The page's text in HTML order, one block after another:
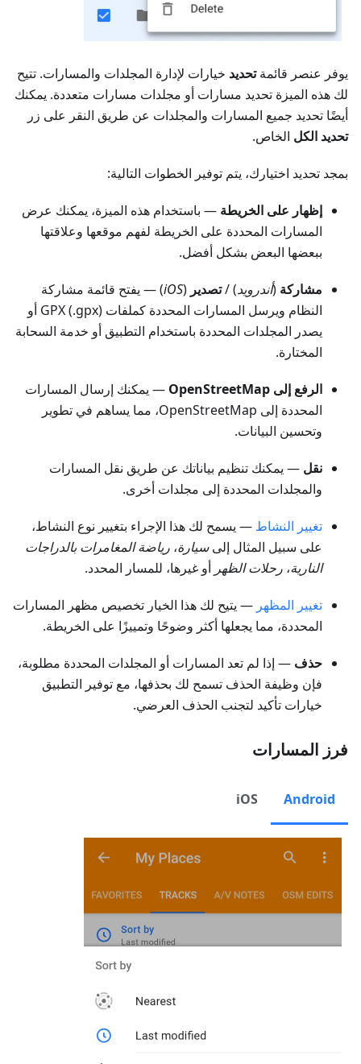
يوفر عنصر قائمةتحديد خيارات لإدارة المجلدات والمسارات. تتيح
لك هذه الميزة تحديد مسارات أو مجلدات مسارات متعددة. يمكنك
أيضًا تحديد جميع المسارات والمجلدات عن طريق النقر على زر
تحديد الكل الخاص.
بمجد تحديد اختيارك، يتم توفير الخطوات التالية:
إظهار على الخريطة — باستخدام هذه الميزة، يمكنك عرض
المسارات المحددة على الخريطة لفهم موقعها وعلاقتها
ببعضها البعض بشكل أفضل.
مشاركة (أندرويد) /تصدير (
iOS) — يفتح قائمة مشاركة
النظام ويرسل المسارات المحددة كملفات GPX (.gpx) أو
يصدر المجلدات المحددة باستخدام التطبيق أو خدمة السحابة
المختارة.
الرفع إلى OpenStreetMap
— يمكنك إرسال المسارات
المحددة إلى OpenStreetMap، مما يساهم في تطوير
وتحسين البيانات.
نقل — يمكنك تنظيم بياناتك عن طريق نقل المسارات
والمجلدات المحددة إلى مجلدات أخرى.
تغيير النشاط — يسمح لك هذا الإجراء بتغيير نوع النشاط،
على سبيل المثال إلىسيارة، رياضة المغامرات بالدراجات
النارية، رحلات الظهر أو غيرها، للمسار المحدد.
تغيير المظهر — يتيح لك هذا الخيار تخصيص مظهر المسارات
المحددة، مما يجعلها أكثر وضوحًا وتمييزًا على الخريطة.
حذف — إذا لم تعد المسارات أو المجلدات المحددة مطلوبة،
فإن وظيفة الحذف تسمح لك بحذفها، مع توفير التطبيق
خيارات تأكيد لتجنب الحذف العرضي.
فرز المسارات
Android
iOS